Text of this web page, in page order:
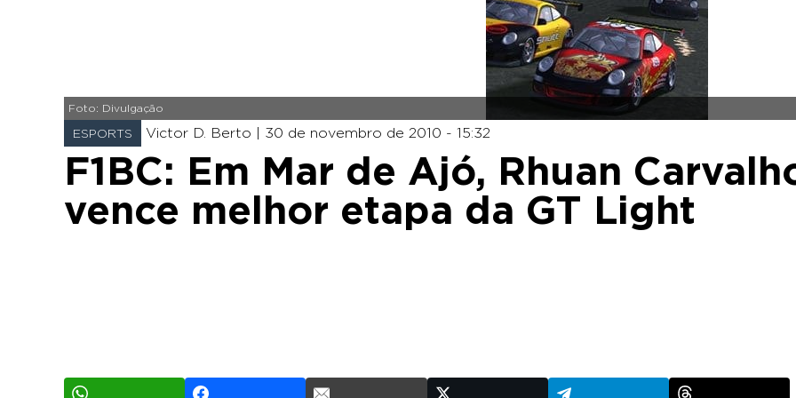
Foto: Divulgação
ESPORTS Victor D. Berto | 30 de novembro de 2010 - 15:32
F1BC: Em Mar de Ajó, Rhuan
vence melhor etapa da GT Light